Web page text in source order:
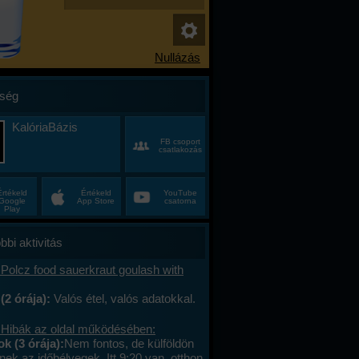
KalóriaBázis
FB csoport
csatlakozás
Play
Értékeld
App Store
YouTube
csatorna
aktivitás
food sauerkraut goulash with
órája): Valós étel, valós adatokkal.
az oldal működésében:
(3 órája):Nem fontos, de külföldön